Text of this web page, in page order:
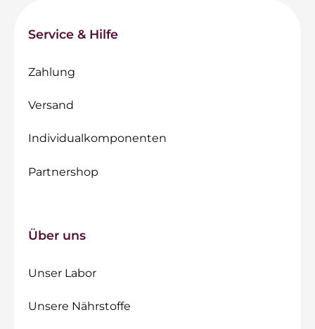
Service & Hilfe
Zahlung
Versand
Individualkomponenten
Partnershop
Über uns
Unser Labor
Unsere Nährstoffe